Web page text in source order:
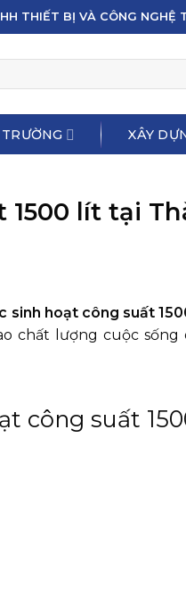
THIẾT BỊ VÀ CÔNG NGHỆ
XÂY
lít tại
sinh hoạt công suất
chất lượng cuộc sống
công suất